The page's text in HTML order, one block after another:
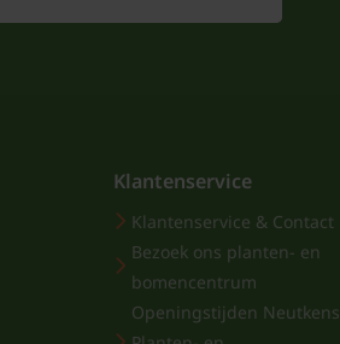
Klantenservice
Klantenservice & Contact
Bezoek ons planten- en
bomencentrum
Openingstijden Neutkens